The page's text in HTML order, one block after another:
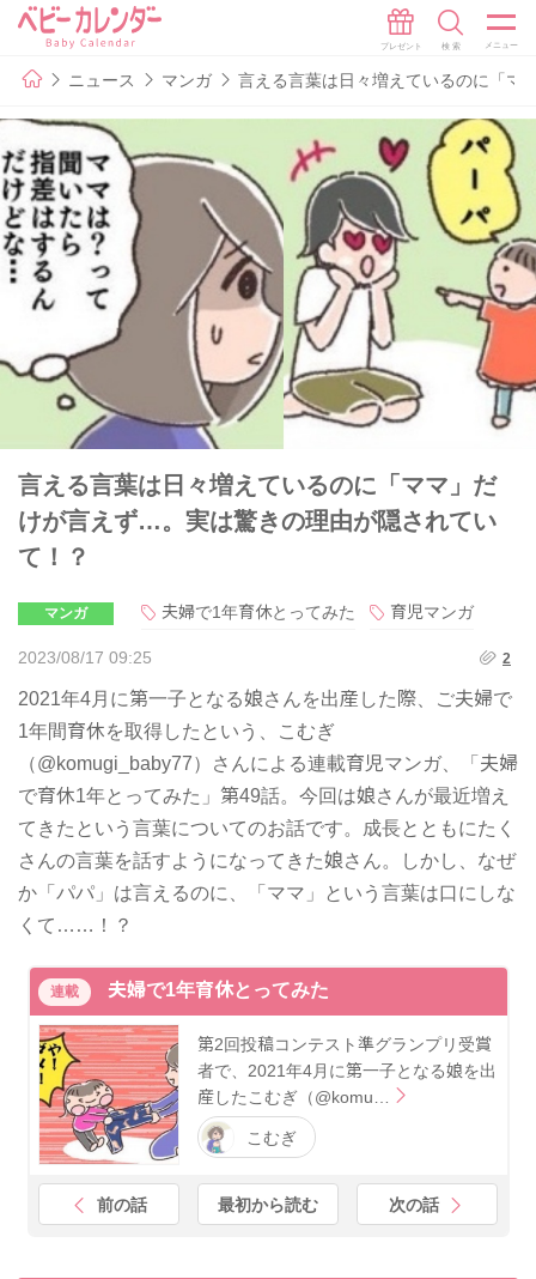
ニュース マンガ 言える言葉は日々増えているのに「マ
言える言葉は日々増えているのに「ママ」だ
けが言えず…。実は驚きの理由が隠されてい
て！？
マンガ 夫婦で1年育休とってみた 育児マンガ
2023/08/17 09:25 2
2021年4月に第一子となる娘さんを出産した際、ご夫婦で
1年間育休を取得したという、こむぎ
（@komugi_baby77）さんによる連載育児マンガ、「夫婦
で育休1年とってみた」第49話。今回は娘さんが最近増え
てきたという言葉についてのお話です。成長とともにたく
さんの言葉を話すようになってきた娘さん。しかし、なぜ
か「パパ」は言えるのに、「ママ」という言葉は口にしな
くて……！？
連載 夫婦で1年育休とってみた
第2回投稿コンテスト準グランプリ受賞
者で、2021年4月に第一子となる娘を出
産したこむぎ（@komu…
こむぎ
前の話 最初から読む 次の話